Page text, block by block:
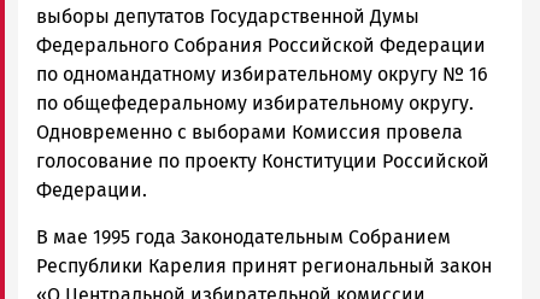
выборы депутатов Государственной Думы
Федерального Собрания Российской Федерации
по одномандатному избирательному округу № 16
по общефедеральному избирательному округу.
Одновременно с выборами Комиссия провела
голосование по проекту Конституции Российской
Федерации.
В мае 1995 года Законодательным Собранием
Республики Карелия принят региональный закон